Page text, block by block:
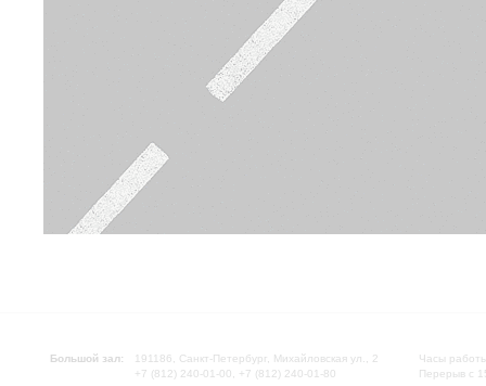
Большой зал:
191186, Санкт-Петербург, Михайловская ул., 2
+7 (812) 240-01-00, +7 (812) 240-01-80
Часы
Перерыв с